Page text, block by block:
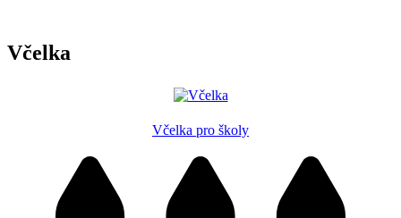
Včelka
Včelka pro školy